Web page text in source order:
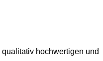
hochwertigen und